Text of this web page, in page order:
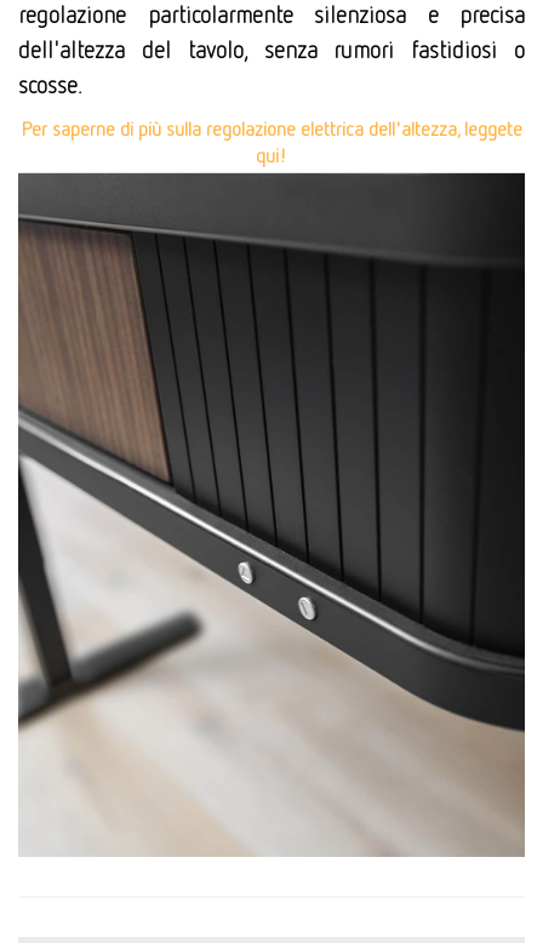
regolazione particolarmente silenziosa e precisa
dell'altezza del tavolo, senza rumori fastidiosi o
scosse.
Per saperne di più sulla regolazione elettrica dell'altezza, leggete
qui!